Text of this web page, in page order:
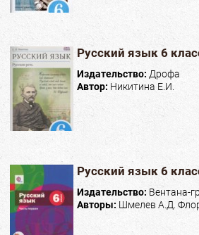
Русский язык 6
Издательство: Дрофа
Автор: Никитина Е.И.
Русский язык 6
Издательство: Вентана-
Авторы: Шмелев А.Д.